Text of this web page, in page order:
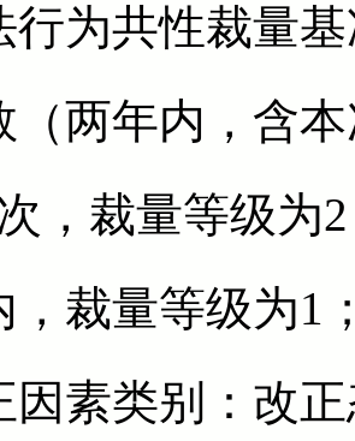
行为共性裁量
（两年内，含
，裁量等级为
，裁量等级为1
因素类别：改